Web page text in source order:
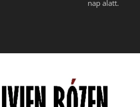
nap alatt.